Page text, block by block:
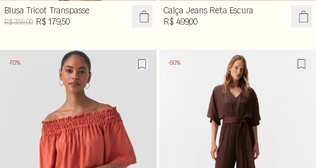
Blusa Tricot Transpasse
R$ 359,00 R$ 179,50
Calça Jeans Reta Escura
R$ 499,00
-70% -50%